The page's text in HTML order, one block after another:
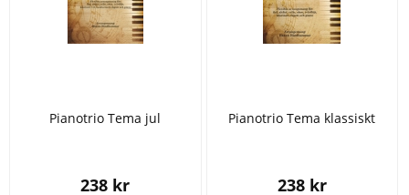
Pianotrio Tema jul
238 kr
Pianotrio Tema klassiskt
238 kr